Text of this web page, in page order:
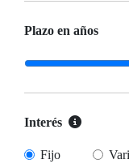
Plazo en años
Interés
Fijo